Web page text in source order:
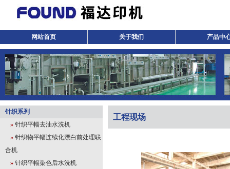
网站首页 关于我们 产品中
针织系列
» 针织平幅去油水洗机
» 针织物平幅连续化漂白前处理联
合机
» 针织平幅染色后水洗机
工程现场